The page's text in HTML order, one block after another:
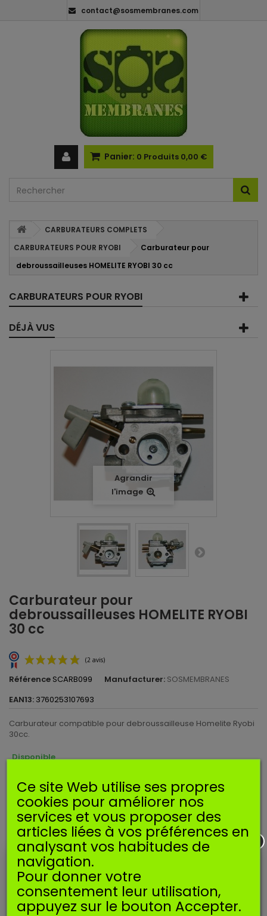
contact@sosmembranes.com
Panier: 0 Produits 0,00 €
CARBURATEURS COMPLETS
CARBURATEURS POUR RYOBI
Carburateur pour
debroussailleuses HOMELITE RYOBI 30 cc
CARBURATEURS POUR RYOBI
DÉJÀ VUS
Agrandir
l'image
Carburateur pour
debroussailleuses HOMELITE RYOBI
30 cc
Référence SCARB099 Manufacturer: SOSMEMBRANES
EAN13: 3760253107693
Carburateur compatible pour debroussailleuse Homelite Ryobi
30cc.
Disponible
Imprimer
26,90 €TTC
Quantité Ajouter au panier
EN SAVOIR PLUS
Ce site Web utilise ses propres
cookies pour améliorer nos
services et vous proposer des
articles liées à vos préférences en
analysant vos habitudes de
navigation.
Pour donner votre
consentement leur utilisation,
appuyez sur le bouton Accepter.